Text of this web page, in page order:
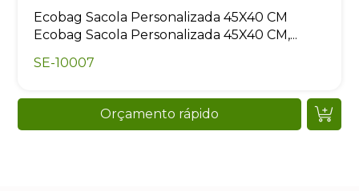
Ecobag Sacola Personalizada 45X40 CM
Ecobag Sacola Personalizada 45X40 CM,...
SE-10007
Orçamento rápido